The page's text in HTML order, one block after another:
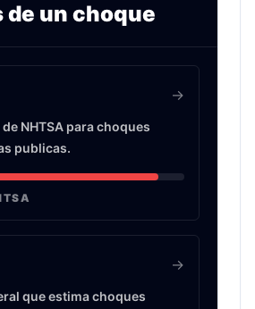
de un choque
NHTSA para choques
publicas.
->
que estima choques
->